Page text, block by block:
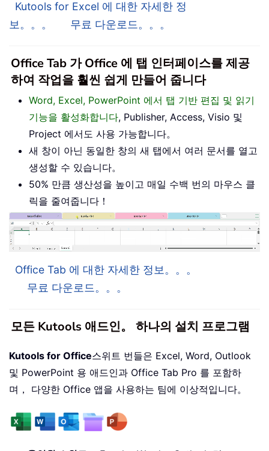
Kutools for Excel 에 대한 자세한 정
보。。。
무료 다운로드。。。
Office Tab 가 Office 에 탭 인터페이스를 제공
하여 작업을 훨씬 쉽게 만들어 줍니다
Word, Excel, PowerPoint 에서 탭 기반 편집 및 읽기
기능을 활성화합니다, Publisher, Access, Visio 및
Project 에서도 사용 가능합니다。
새 창이 아닌 동일한 창의 새 탭에서 여러 문서를 열고
생성할 수 있습니다。
50% 만큼 생산성을 높이고 매일 수백 번의 마우스 클
릭을 줄여줍니다！
Office Tab 에 대한 자세한 정보。。。
무료 다운로드。。。
모든 Kutools 애드인。 하나의 설치 프로그램
Kutools for Office스위트 번들은 Excel, Word, Outlook
및 PowerPoint 용 애드인과 Office Tab Pro 를 포함하
며， 다양한 Office 앱을 사용하는 팀에 이상적입니다。